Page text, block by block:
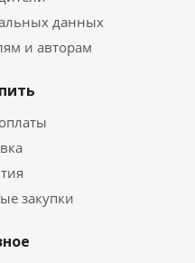
данных
и авторам
закупки